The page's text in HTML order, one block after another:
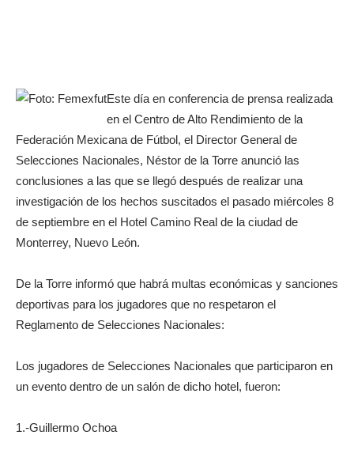
Este día en conferencia de prensa realizada
en el Centro de Alto Rendimiento de la
Federación Mexicana de Fútbol, el Director General de
Selecciones Nacionales, Néstor de la Torre anunció las
conclusiones a las que se llegó después de realizar una
investigación de los hechos suscitados el pasado miércoles 8
de septiembre en el Hotel Camino Real de la ciudad de
Monterrey, Nuevo León.
De la Torre informó que habrá multas económicas y sanciones
deportivas para los jugadores que no respetaron el
Reglamento de Selecciones Nacionales:
Los jugadores de Selecciones Nacionales que participaron en
un evento dentro de un salón de dicho hotel, fueron:
1.-Guillermo Ochoa